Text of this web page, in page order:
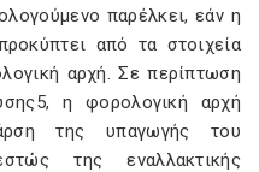
παρέλκει, εάν η
από τα στοιχεία
αρχή. Σε περίπτωση
η φορολογική αρχή
της υπαγωγής του
της εναλλακτικής